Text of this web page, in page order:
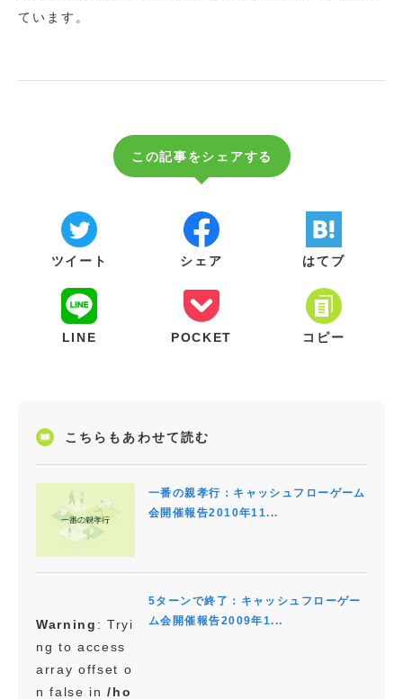
ています。
この記事をシェアする
ツイート シェア はてブ
LINE POCKET コピー
こちらもあわせて読む
一番の親孝行：キャッシュフローゲーム
会開催報告2010年11...
Warning : Tryi
ng to access
array offset o
n false in/ho
5ターンで終了：キャッシュフローゲー
ム会開催報告2009年1...